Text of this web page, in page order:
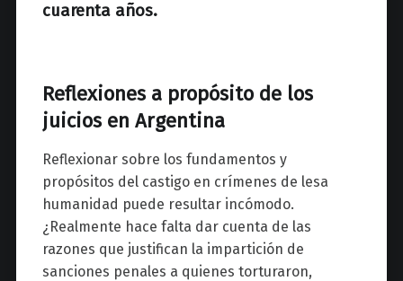
cuarenta años.
Reflexiones a propósito de los
juicios en Argentina
Reflexionar sobre los fundamentos y
propósitos del castigo en crímenes de lesa
humanidad puede resultar incómodo.
¿Realmente hace falta dar cuenta de las
razones que justifican la impartición de
sanciones penales a quienes torturaron,